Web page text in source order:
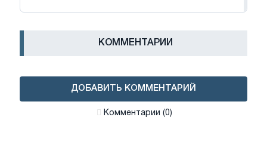
КОММЕНТАРИИ
ДОБАВИТЬ КОММЕНТАРИЙ
Комментарии (0)